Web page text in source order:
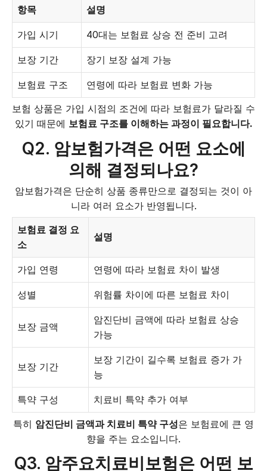
항목 설명
가입 시기 40대는 보험료 상승 전 준비 고려
보장 기간 장기 보장 설계 가능
보험료 구조 연령에 따라 보험료 변화 가능
보험 상품은 가입 시점의 조건에 따라 보험료가 달라질 수
있기 때문에 보험료 구조를 이해하는 과정이 필요합니다.
Q2. 암보험가격은 어떤 요소에
의해 결정되나요?
암보험가격은 단순히 상품 종류만으로 결정되는 것이 아
니라 여러 요소가 반영됩니다.
보험료 결정 요
소
설명
가입 연령 연령에 따라 보험료 차이 발생
성별 위험률 차이에 따른 보험료 차이
보장 금액
암진단비 금액에 따라 보험료 상승
가능
보장 기간
보장 기간이 길수록 보험료 증가 가
능
특약 구성 치료비 특약 추가 여부
특히 암진단비 금액과 치료비 특약 구성은 보험료에 큰 영
향을 주는 요소입니다.
Q3. 암주요치료비보험은 어떤 보